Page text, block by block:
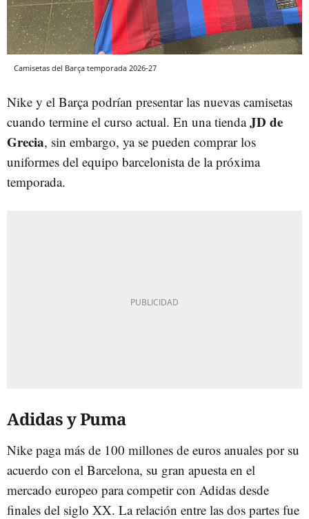
Camisetas del Barça temporada 2026-27
Nike y el Barça podrían presentar las nuevas camisetas
cuando termine el curso actual. En una tiendaJD de
Grecia, sin embargo, ya se pueden comprar los
uniformes del equipo barcelonista de la próxima
temporada.
Adidas y Puma
Nike paga más de 100 millones de euros anuales por su
acuerdo con el Barcelona, su gran apuesta en el
mercado europeo para competir con Adidas desde
finales del siglo XX. La relación entre las dos partes fue